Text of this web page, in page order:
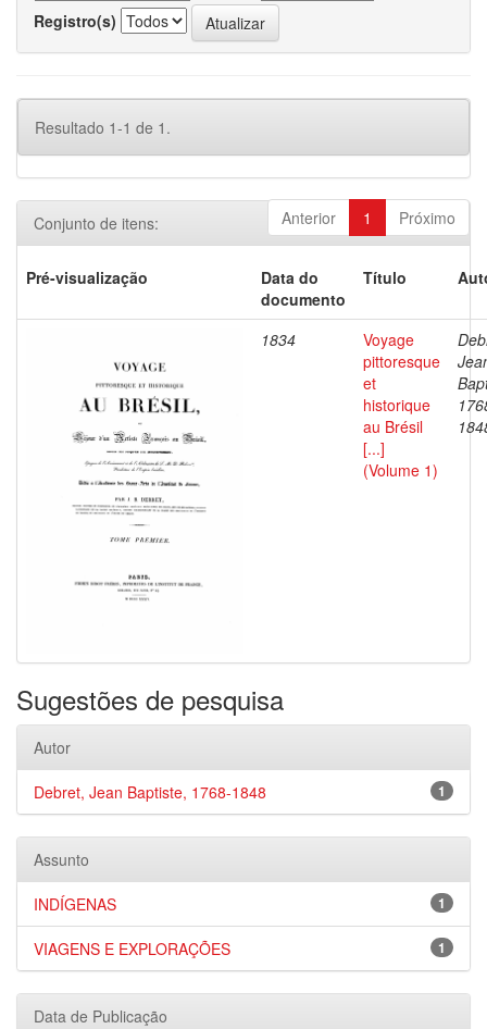
Registro(s)
Resultado 1-1 de 1.
Anterior 1 Próximo
Conjunto de itens:
Pré-visualização
Data do
documento
Título
1834
Voyage
pittoresque
et
historique
au Brésil
[...]
(Volume 1)
Sugestões de pesquisa
Autor
1
Debret, Jean Baptiste, 1768-1848
Assunto
1
INDÍGENAS
1
VIAGENS E EXPLORAÇÕES
Data de Publicação